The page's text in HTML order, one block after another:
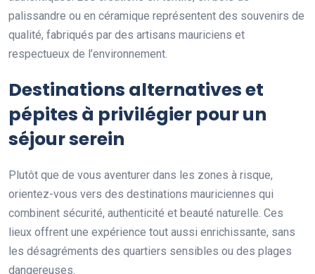
palissandre ou en céramique représentent des souvenirs de
qualité, fabriqués par des artisans mauriciens et
respectueux de l’environnement.
Destinations alternatives et
pépites à privilégier pour un
séjour serein
Plutôt que de vous aventurer dans les zones à risque,
orientez-vous vers des destinations mauriciennes qui
combinent sécurité, authenticité et beauté naturelle. Ces
lieux offrent une expérience tout aussi enrichissante, sans
les désagréments des quartiers sensibles ou des plages
dangereuses.